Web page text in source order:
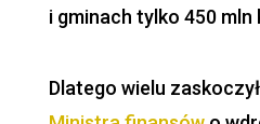
i gminach tylko 450 mln
Dlatego wielu